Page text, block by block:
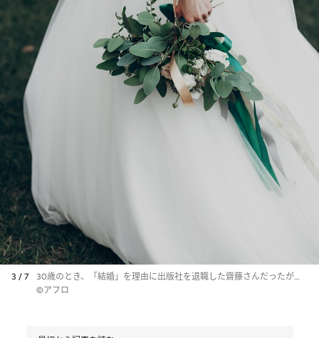
3 / 7
30歳のとき、「結婚」を理由に出版社を退職した齋藤さんだったが…
©アフロ